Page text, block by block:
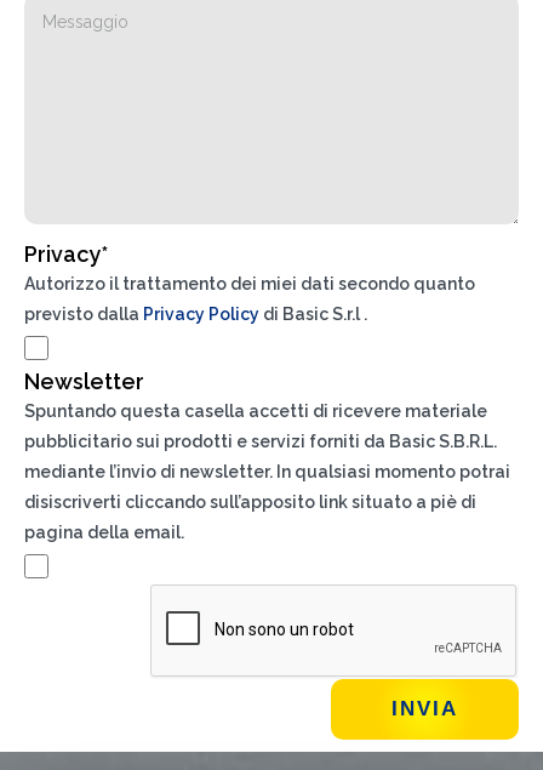
Privacy*
Autorizzo il trattamento dei miei dati secondo quanto
previsto dalla Privacy Policy di Basic S.r.l .
Newsletter
Spuntando questa casella accetti di ricevere materiale
pubblicitario sui prodotti e servizi forniti da Basic S.B.R.L.
mediante l’invio di newsletter. In qualsiasi momento potrai
disiscriverti cliccando sull’apposito link situato a piè di
pagina della email.
Altro